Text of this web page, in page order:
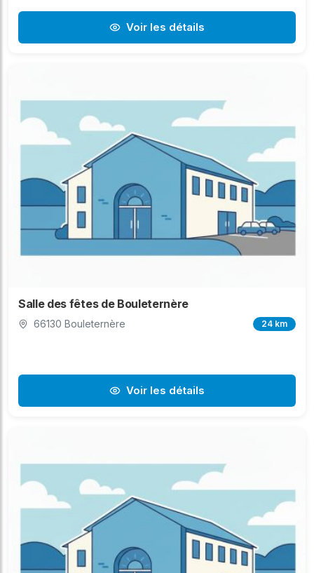
Voir les détails
Salle des fêtes de Bouleternère
66130 Bouleternère 24 km
Voir les détails